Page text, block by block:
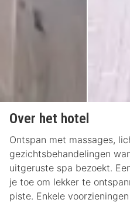
Over het hotel
Ontspan met massages,
gezichtsbehandelingen
uitgeruste spa bezoekt.
je toe om lekker te
piste. Enkele